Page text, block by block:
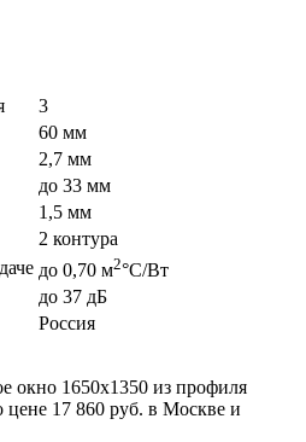
3
60 мм
2,7 мм
до 33 мм
1,5 мм
2 контура
до 0,70 м2°C/Вт
до 37 дБ
Россия
окно 1650x1350 из профиля
цене 17 860 руб. в Москве и